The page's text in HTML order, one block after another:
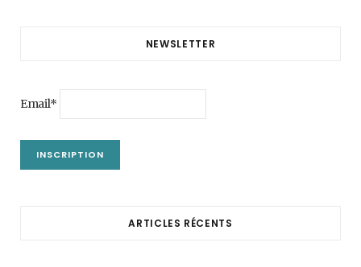
NEWSLETTER
Email*
ARTICLES RÉCENTS